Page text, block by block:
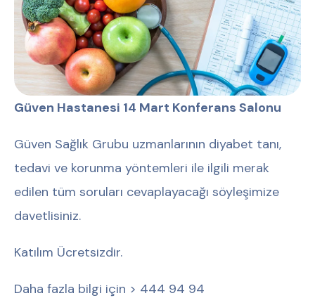
Güven Hastanesi 14 Mart Konferans Salonu
Güven Sağlık Grubu uzmanlarının diyabet tanı,
tedavi ve korunma yöntemleri ile ilgili merak
edilen tüm soruları cevaplayacağı söyleşimize
davetlisiniz.
Katılım Ücretsizdir.
Daha fazla bilgi için > 444 94 94